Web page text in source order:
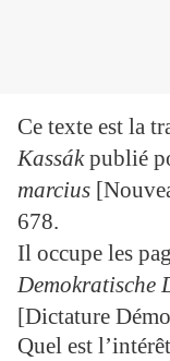
Ce texte est la
Kassákpublié
marcius
678.
Il occupe les
Demokratische
[Dictature
Quel est